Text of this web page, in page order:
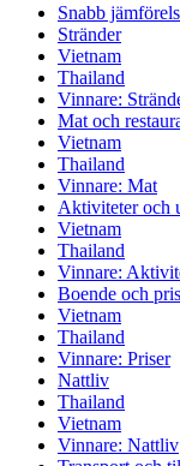
Snabb
Stränder
Vietnam
Thailand
Vinnare:
Mat och
Vietnam
Thailand
Vinnare: Mat
Aktiviteter och
Vietnam
Thailand
Vinnare:
Boende och
Vietnam
Thailand
Vinnare: Priser
Nattliv
Thailand
Vietnam
Vinnare: Nattliv